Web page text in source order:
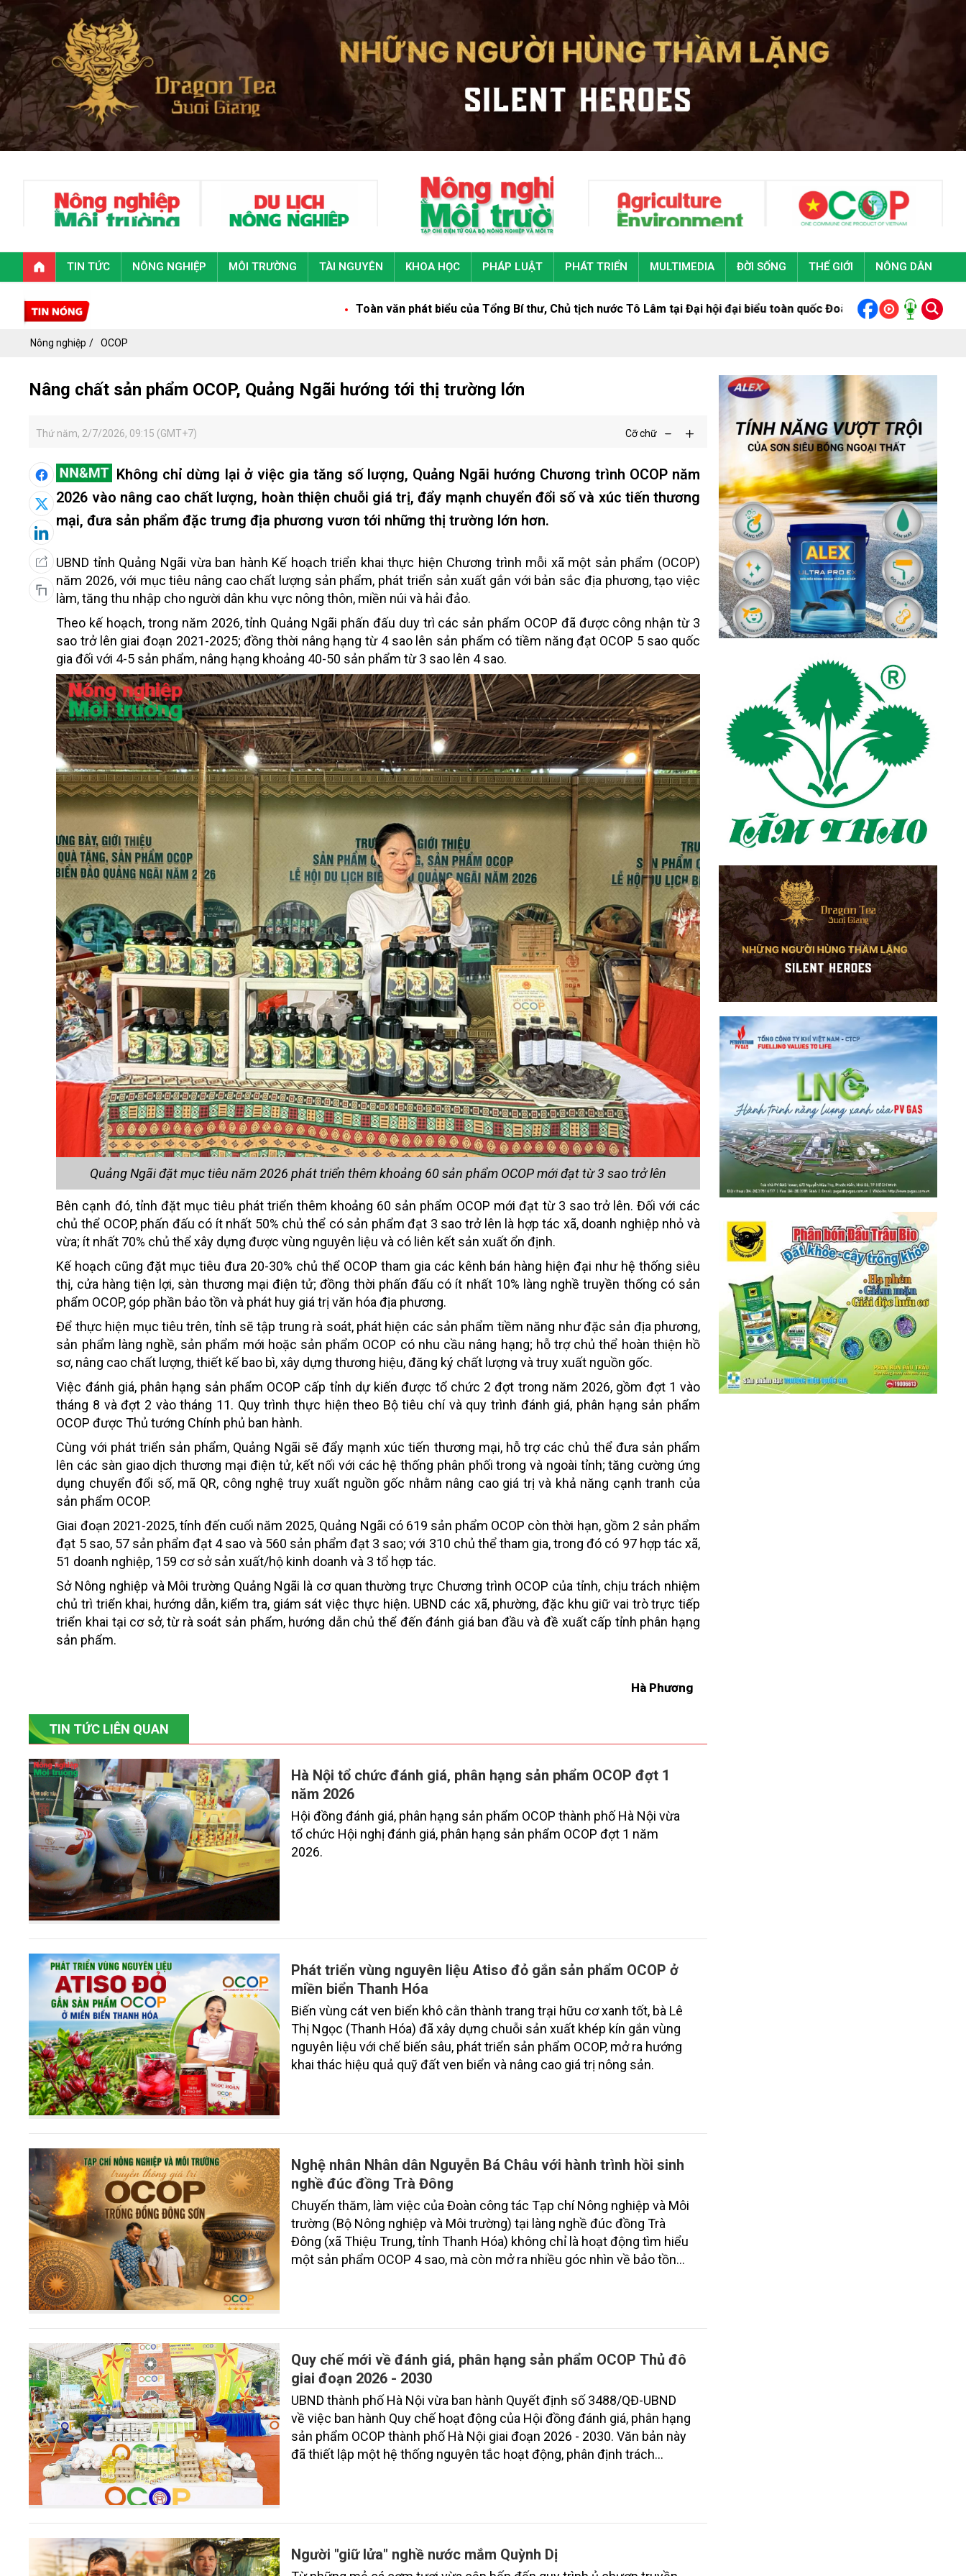
TIN TỨC NÔNG NGHIỆP MÔI TRƯỜNG TÀI NGUYÊN KHOA HỌC PHÁP LUẬT PHÁT TRIỂN MULTIMEDIA ĐỜI SỐNG THẾ GIỚI NÔNG DÂN
Toàn văn phát biểu của Tổng Bí thư, Chủ tịch nước Tô Lâm tại Đại hội đại biểu toàn quốc Đoàn Thanh niên cộng sản Hồ Chí Minh
Nông nghiệp OCOP
Nâng chất sản phẩm OCOP, Quảng Ngãi hướng tới thị trường lớn
Thứ năm, 2/7/2026, 09:15 (GMT+7) Cỡ chữ
Không chỉ dừng lại ở việc gia tăng số lượng, Quảng Ngãi hướng Chương trình OCOP năm
2026 vào nâng cao chất lượng, hoàn thiện chuỗi giá trị, đẩy mạnh chuyển đổi số và xúc tiến thương
mại, đưa sản phẩm đặc trưng địa phương vươn tới những thị trường lớn hơn.
UBND tỉnh Quảng Ngãi vừa ban hành Kế hoạch triển khai thực hiện Chương trình mỗi xã một sản phẩm (OCOP)
năm 2026, với mục tiêu nâng cao chất lượng sản phẩm, phát triển sản xuất gắn với bản sắc địa phương, tạo việc
làm, tăng thu nhập cho người dân khu vực nông thôn, miền núi và hải đảo.
Theo kế hoạch, trong năm 2026, tỉnh Quảng Ngãi phấn đấu duy trì các sản phẩm OCOP đã được công nhận từ 3
sao trở lên giai đoạn 2021-2025; đồng thời nâng hạng từ 4 sao lên sản phẩm có tiềm năng đạt OCOP 5 sao quốc
gia đối với 4-5 sản phẩm, nâng hạng khoảng 40-50 sản phẩm từ 3 sao lên 4 sao.
Quảng Ngãi đặt mục tiêu năm 2026 phát triển thêm khoảng 60 sản phẩm OCOP mới đạt từ 3 sao trở lên
Bên cạnh đó, tỉnh đặt mục tiêu phát triển thêm khoảng 60 sản phẩm OCOP mới đạt từ 3 sao trở lên. Đối với các
chủ thể OCOP, phấn đấu có ít nhất 50% chủ thể có sản phẩm đạt 3 sao trở lên là hợp tác xã, doanh nghiệp nhỏ và
vừa; ít nhất 70% chủ thể xây dựng được vùng nguyên liệu và có liên kết sản xuất ổn định.
Kế hoạch cũng đặt mục tiêu đưa 20-30% chủ thể OCOP tham gia các kênh bán hàng hiện đại như hệ thống siêu
thị, cửa hàng tiện lợi, sàn thương mại điện tử; đồng thời phấn đấu có ít nhất 10% làng nghề truyền thống có sản
phẩm OCOP, góp phần bảo tồn và phát huy giá trị văn hóa địa phương.
Để thực hiện mục tiêu trên, tỉnh sẽ tập trung rà soát, phát hiện các sản phẩm tiềm năng như đặc sản địa phương,
sản phẩm làng nghề, sản phẩm mới hoặc sản phẩm OCOP có nhu cầu nâng hạng; hỗ trợ chủ thể hoàn thiện hồ
sơ, nâng cao chất lượng, thiết kế bao bì, xây dựng thương hiệu, đăng ký chất lượng và truy xuất nguồn gốc.
Việc đánh giá, phân hạng sản phẩm OCOP cấp tỉnh dự kiến được tổ chức 2 đợt trong năm 2026, gồm đợt 1 vào
tháng 8 và đợt 2 vào tháng 11. Quy trình thực hiện theo Bộ tiêu chí và quy trình đánh giá, phân hạng sản phẩm
OCOP được Thủ tướng Chính phủ ban hành.
Cùng với phát triển sản phẩm, Quảng Ngãi sẽ đẩy mạnh xúc tiến thương mại, hỗ trợ các chủ thể đưa sản phẩm
lên các sàn giao dịch thương mại điện tử, kết nối với các hệ thống phân phối trong và ngoài tỉnh; tăng cường ứng
dụng chuyển đổi số, mã QR, công nghệ truy xuất nguồn gốc nhằm nâng cao giá trị và khả năng cạnh tranh của
sản phẩm OCOP.
Giai đoạn 2021-2025, tính đến cuối năm 2025, Quảng Ngãi có 619 sản phẩm OCOP còn thời hạn, gồm 2 sản phẩm
đạt 5 sao, 57 sản phẩm đạt 4 sao và 560 sản phẩm đạt 3 sao; với 310 chủ thể tham gia, trong đó có 97 hợp tác xã,
51 doanh nghiệp, 159 cơ sở sản xuất/hộ kinh doanh và 3 tổ hợp tác.
Sở Nông nghiệp và Môi trường Quảng Ngãi là cơ quan thường trực Chương trình OCOP của tỉnh, chịu trách nhiệm
chủ trì triển khai, hướng dẫn, kiểm tra, giám sát việc thực hiện. UBND các xã, phường, đặc khu giữ vai trò trực tiếp
triển khai tại cơ sở, từ rà soát sản phẩm, hướng dẫn chủ thể đến đánh giá ban đầu và đề xuất cấp tỉnh phân hạng
sản phẩm.
Hà Phương
TIN TỨC LIÊN QUAN
Hà Nội tổ chức đánh giá, phân hạng sản phẩm OCOP đợt 1
năm 2026
Hội đồng đánh giá, phân hạng sản phẩm OCOP thành phố Hà Nội vừa
tổ chức Hội nghị đánh giá, phân hạng sản phẩm OCOP đợt 1 năm
2026.
Phát triển vùng nguyên liệu Atiso đỏ gắn sản phẩm OCOP ở
miền biển Thanh Hóa
Biến vùng cát ven biển khô cằn thành trang trại hữu cơ xanh tốt, bà Lê
Thị Ngọc (Thanh Hóa) đã xây dựng chuỗi sản xuất khép kín gắn vùng
nguyên liệu với chế biến sâu, phát triển sản phẩm OCOP, mở ra hướng
khai thác hiệu quả quỹ đất ven biển và nâng cao giá trị nông sản.
Nghệ nhân Nhân dân Nguyễn Bá Châu với hành trình hồi sinh
nghề đúc đồng Trà Đông
Chuyến thăm, làm việc của Đoàn công tác Tạp chí Nông nghiệp và Môi
trường (Bộ Nông nghiệp và Môi trường) tại làng nghề đúc đồng Trà
Đông (xã Thiệu Trung, tỉnh Thanh Hóa) không chỉ là hoạt động tìm hiểu
một sản phẩm OCOP 4 sao, mà còn mở ra nhiều góc nhìn về bảo tồn
sĩ Đào Xuân Hưng, hành trình hồi sinh nghề đúc đồng Trà Đông được
nhìn nhận như một câu chuyện của văn hóa, khoa học và truyền thông.
Quy chế mới về đánh giá, phân hạng sản phẩm OCOP Thủ đô
giai đoạn 2026 - 2030
UBND thành phố Hà Nội vừa ban hành Quyết định số 3488/QĐ-UBND
về việc ban hành Quy chế hoạt động của Hội đồng đánh giá, phân hạng
sản phẩm OCOP thành phố Hà Nội giai đoạn 2026 - 2030. Văn bản này
đã thiết lập một hệ thống nguyên tắc hoạt động, phân định trách
Người "giữ lửa" nghề nước mắm Quỳnh Dị